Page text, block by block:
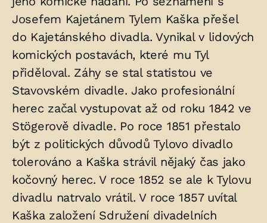
Josefem Kajetánem Tylem Kaška přešel
do Kajetánského divadla. Vynikal v lidových
komických postavách, které mu Tyl
přiděloval. Záhy se stal statistou ve
Stavovském divadle. Jako profesionální
herec začal vystupovat až od roku 1842 ve
Stögerově divadle. Po roce 1851 přestalo
být z politických důvodů Tylovo divadlo
tolerováno a Kaška strávil nějaký čas jako
kočovný herec. V roce 1852 se ale k Tylovu
divadlu natrvalo vrátil. V roce 1857 uvítal
Kaška založení Sdružení divadelních